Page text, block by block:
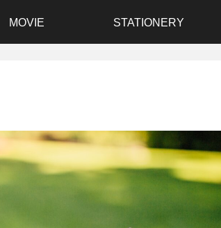
MOVIE STATIONERY